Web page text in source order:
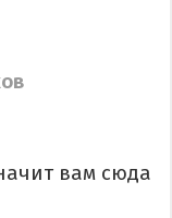
вам сюда